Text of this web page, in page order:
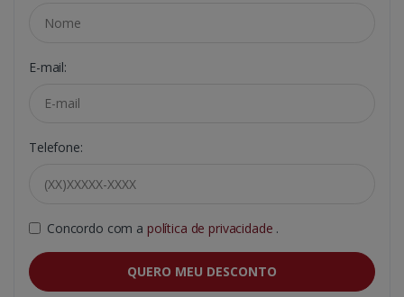
E-mail:
Telefone:
Concordo com a política de privacidade .
QUERO MEU DESCONTO